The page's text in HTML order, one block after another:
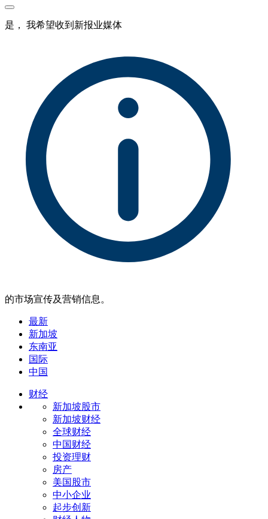
是， 我希望收到新报业媒体
的市场宣传及营销信息。
最新
新加坡
东南亚
国际
中国
财经
新加坡股市
新加坡财经
全球财经
中国财经
投资理财
房产
美国股市
中小企业
起步创新